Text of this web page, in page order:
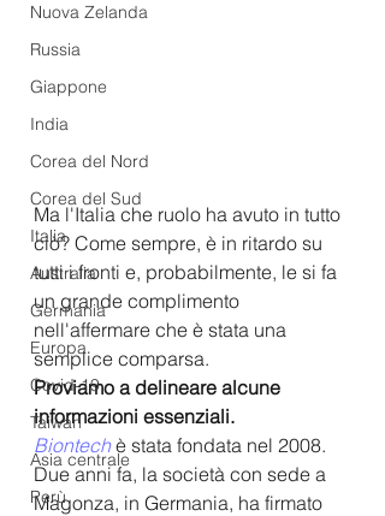
Nuova Zelanda
Russia
Giappone
India
Corea del Nord
Corea del Sud
Italia
Australia
Germania
Europa
Covid-19
Taiwan
Asia centrale
Perù
Ma l'Italia che ruolo ha avuto in tutto
ciò? Come sempre, è in ritardo su
tutti i fronti e, probabilmente, le si fa
un grande complimento
nell'affermare che è stata una
semplice comparsa.
Proviamo a delineare alcune
informazioni essenziali.
Biontech è stata fondata nel 2008.
Due anni fa, la società con sede a
Magonza, in Germania, ha firmato